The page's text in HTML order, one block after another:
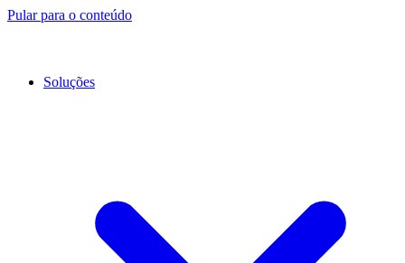
Pular para o conteúdo
Soluções